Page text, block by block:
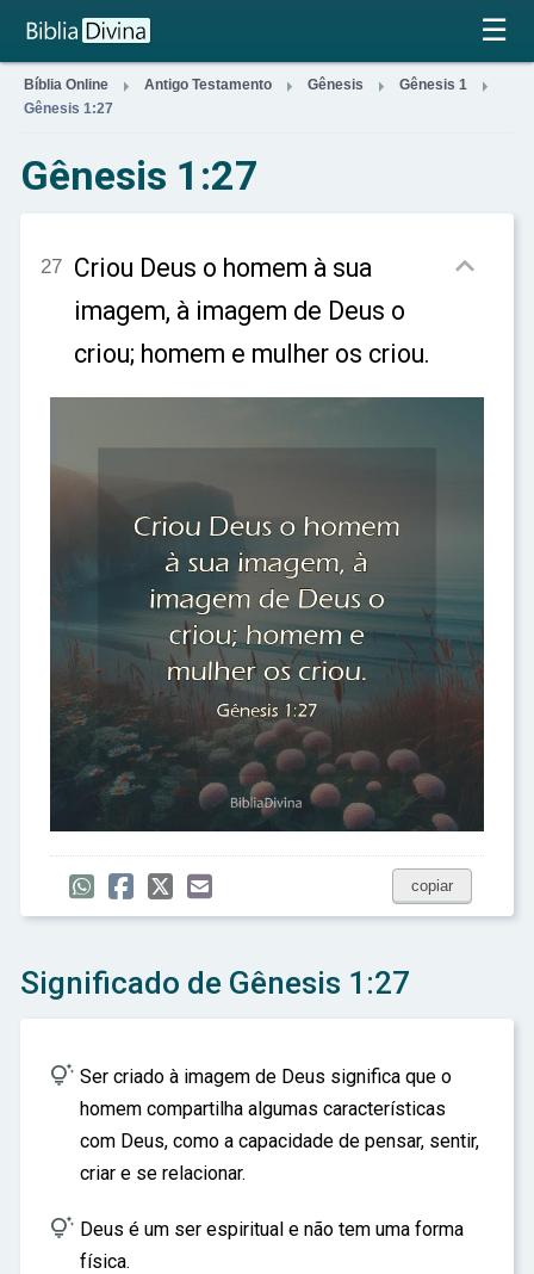
×
☰
Bíblia Online  Antigo Testamento  Gênesis  Gênesis 1 
Gênesis 1:27
Gênesis 1:27
27 Criou Deus o homem à sua
imagem, à imagem de Deus o
criou; homem e mulher os criou.

copiar
Significado de Gênesis 1:27
 Ser criado à imagem de Deus significa que o
homem compartilha algumas características
com Deus, como a capacidade de pensar, sentir,
criar e se relacionar.
 Deus é um ser espiritual e não tem uma forma
física.